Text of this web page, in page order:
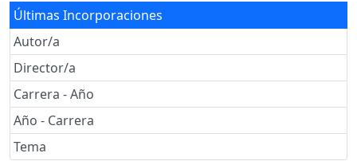
Últimas Incorporaciones
Autor/a
Director/a
Carrera - Año
Año - Carrera
Tema